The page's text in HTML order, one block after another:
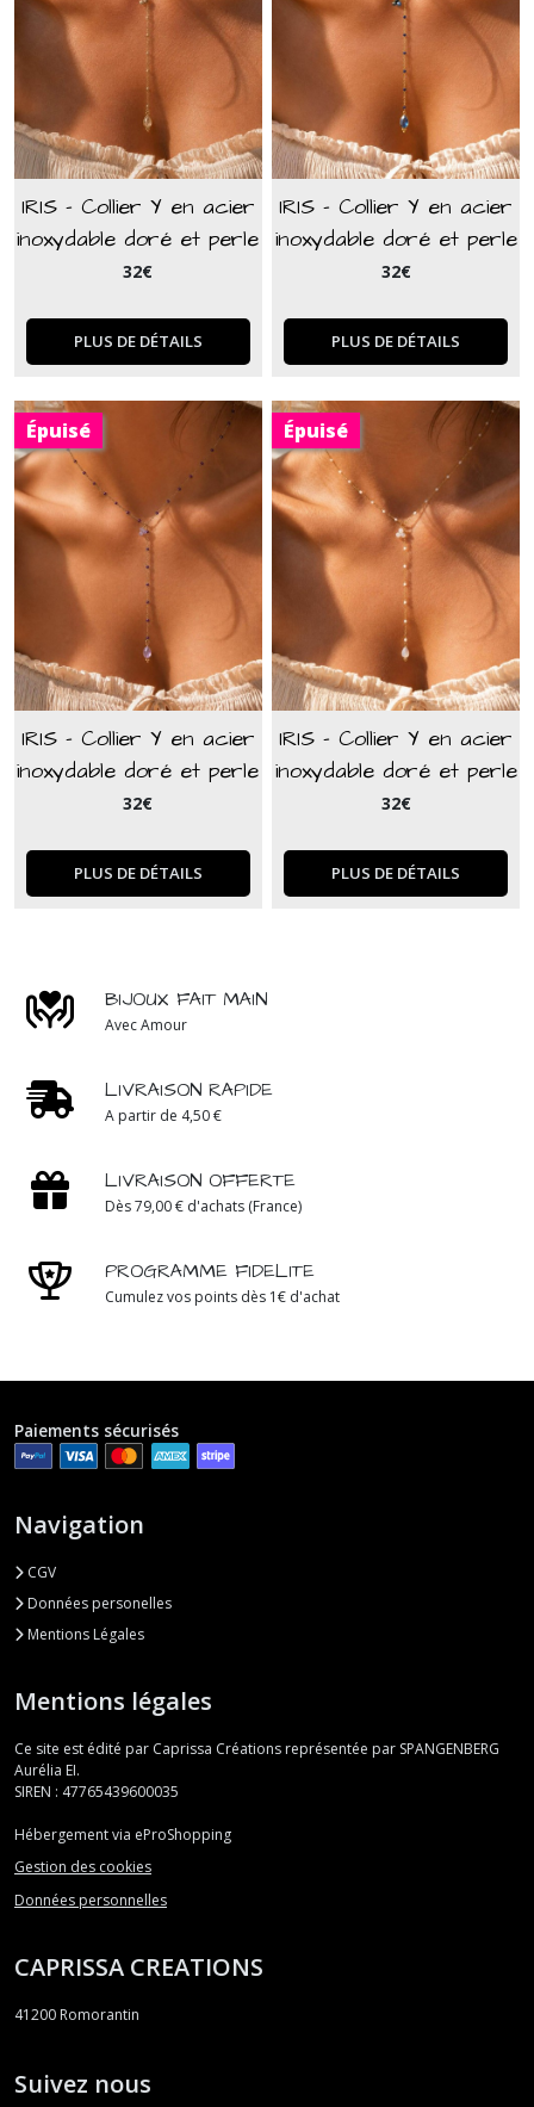
IRIS - Collier Y en acier
inoxydable doré et perle
naturelle beige en jaspe
32€
PLUS DE DÉTAILS
IRIS - Collier Y en acier
inoxydable doré et perle
naturelle en agate bleu
32€
PLUS DE DÉTAILS
Épuisé
IRIS - Collier Y en acier
inoxydable doré et perle
naturelle en améthyste
32€
PLUS DE DÉTAILS
Épuisé
IRIS - Collier Y en acier
inoxydable doré et perle
naturelle en agate blanc
32€
PLUS DE DÉTAILS
BIJOUX FAIT MAIN
Avec Amour
LIVRAISON RAPIDE
A partir de 4,50 €
LIVRAISON OFFERTE
Dès 79,00 € d'achats (France)
PROGRAMME FIDELITE
Cumulez vos points dès 1€ d'achat
Paiements sécurisés
Navigation
CGV
Données personelles
Mentions Légales
Mentions légales
Ce site est édité par Caprissa Créations représentée par SPANGENBERG
Aurélia EI.
SIREN : 47765439600035
Hébergement via eProShopping
Gestion des cookies
Données personnelles
CAPRISSA CREATIONS
41200 Romorantin
Suivez nous